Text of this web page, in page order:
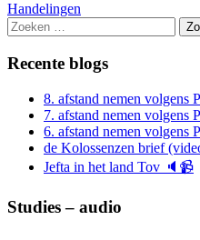
Handelingen
Zoeken
naar:
Recente blogs
8. afstand nemen volgens
7. afstand nemen volgens
6. afstand nemen volgens
de Kolossenzen brief
Jefta in het land Tov 🔈📹
Studies – audio